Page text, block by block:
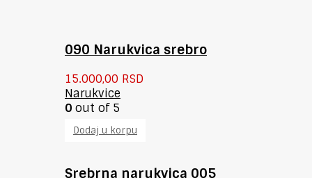
090 Narukvica srebro
15.000,00 RSD
Narukvice
0 out of 5
Dodaj u korpu
Srebrna narukvica 005